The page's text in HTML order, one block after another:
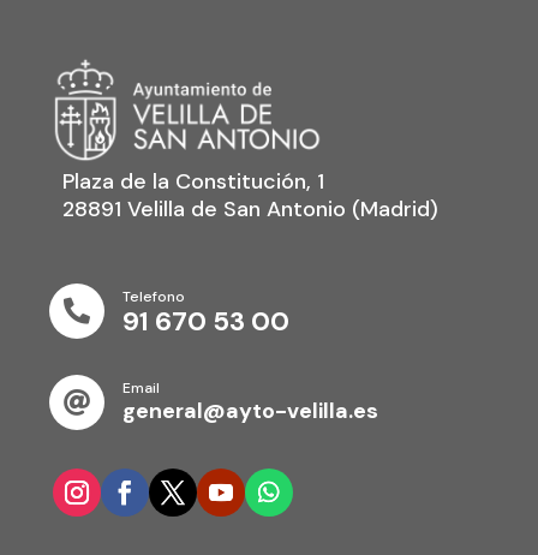
Plaza de la Constitución, 1
28891 Velilla de San Antonio (Madrid)

Telefono
91 670 53 00

Email
general@ayto-velilla.es